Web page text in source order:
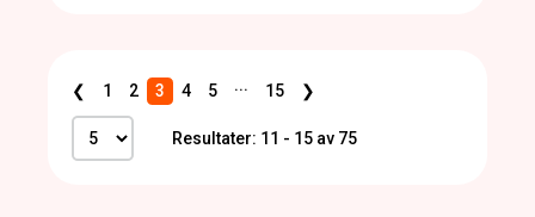
❮ 1 2 3 4 5 ... 15 ❯
Resultater: 11 - 15 av 75